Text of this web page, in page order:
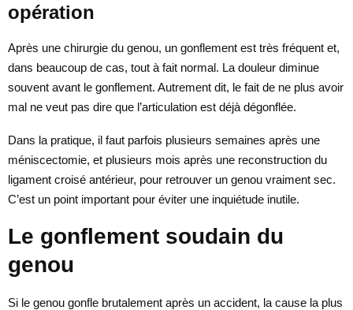
opération
Après une chirurgie du genou, un gonflement est très fréquent et,
dans beaucoup de cas, tout à fait normal. La douleur diminue
souvent avant le gonflement. Autrement dit, le fait de ne plus avoir
mal ne veut pas dire que l’articulation est déjà dégonflée.
Dans la pratique, il faut parfois plusieurs semaines après une
méniscectomie, et plusieurs mois après une reconstruction du
ligament croisé antérieur, pour retrouver un genou vraiment sec.
C’est un point important pour éviter une inquiétude inutile.
Le gonflement soudain du
genou
Si le genou gonfle brutalement après un accident, la cause la plus